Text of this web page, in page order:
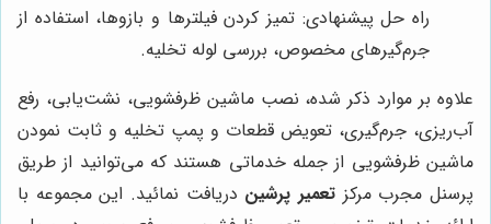
راه حل پیشنهادی: تمیز کردن فیلترها و بازوها، استفاده از
جرم‌گیرهای مخصوص، بررسی لوله تخلیه.
علاوه بر موارد ذکر شده، نصب ماشین ظرفشویی، نشت‌یابی، رفع
آب‌ریزی، جرم‌گیری، تعویض قطعات و پمپ تخلیه و ثابت نمودن
ماشین ظرفشویی از جمله خدماتی هستند که می‌توانید از طریق
پرسنل مجرب مرکز تعمیر پرشین دریافت نمائید. این مجموعه با